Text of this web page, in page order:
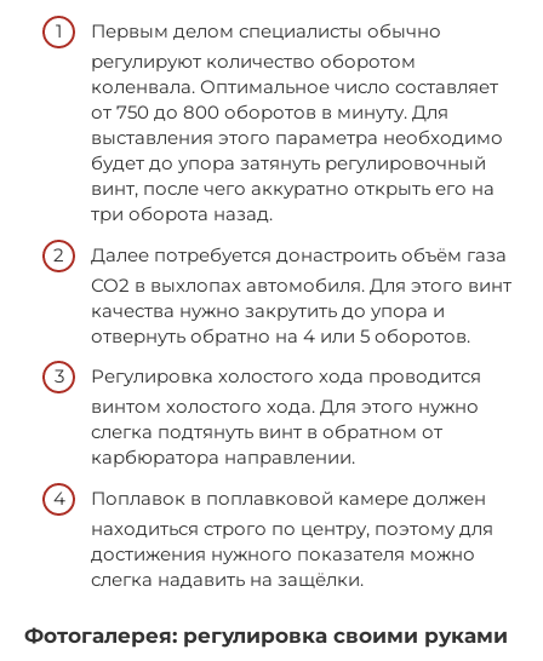
Первым делом специалисты обычно
регулируют количество оборотом
коленвала. Оптимальное число составляет
от 750 до 800 оборотов в минуту. Для
выставления этого параметра необходимо
будет до упора затянуть регулировочный
винт, после чего аккуратно открыть его на
три оборота назад.
Далее потребуется донастроить объём газа
СО2 в выхлопах автомобиля. Для этого винт
качества нужно закрутить до упора и
отвернуть обратно на 4 или 5 оборотов.
Регулировка холостого хода проводится
винтом холостого хода. Для этого нужно
слегка подтянуть винт в обратном от
карбюратора направлении.
Поплавок в поплавковой камере должен
находиться строго по центру, поэтому для
достижения нужного показателя можно
слегка надавить на защёлки.
Фотогалерея: регулировка своими руками